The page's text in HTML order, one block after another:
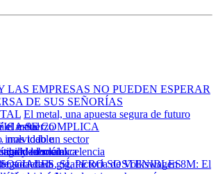
LAS EMPRESAS NO PUEDEN ESPERAR
SE COMPLICA
laboral
DE SUS SEÑORÍAS
el metal
y económica
El metal, una apuesta segura de futuro
todo un sector
de la gigafactoría de Volkswagen 8M: El
el esfuerzo
social
inolvidable
sociedad
la excelencia
SÍ, PERO SOSTENIBLES